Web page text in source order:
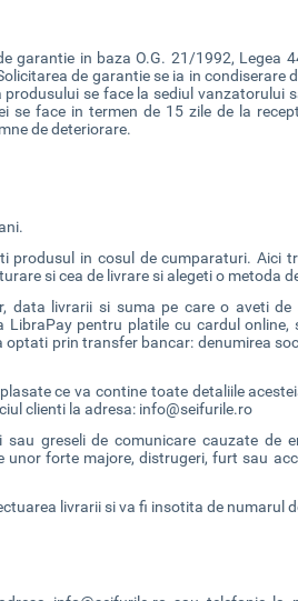
garantie in baza O.G. 21/1992, Legea
de garantie se ia in condiserare
se face la sediul vanzatorului
face in termen de 15 zile de la
de deteriorare.
produsul in cosul de cumparaturi. Aici
si cea de livrare si alegeti o metoda
data livrarii si suma pe care o aveti
pentru platile cu cardul
prin transfer bancar: denumirea
ce va contine toate detaliile
clienti la adresa: info@seifurile.ro
greseli de comunicare cauzate de
forte majore, distrugeri, furt sau
livrarii si va fi insotita de numarul